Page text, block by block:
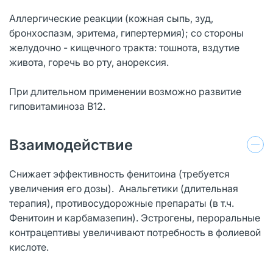
Аллергические реакции (кожная сыпь, зуд,
бронхоспазм, эритема, гипертермия); со стороны
желудочно - кищечного тракта: тошнота, вздутие
живота, горечь во рту, анорексия.
При длительном применении возможно развитие
гиповитаминоза В12.
Взаимодействие
Снижает эффективность фенитоина (требуется
увеличения его дозы). Анальгетики (длительная
терапия), противосудорожные препараты (в т.ч.
Фенитоин и карбамазепин). Эстрогены, пероральные
контрацептивы увеличивают потребность в фолиевой
кислоте.